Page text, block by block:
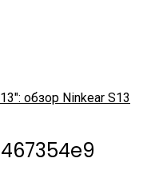
обзор Ninkear S13